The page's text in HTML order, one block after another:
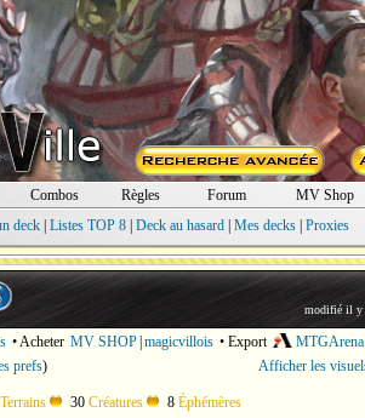
Combos Règles Forum
MV Shop
deck| Listes TOP 8| Deck au hasard| Mes decks| Proxies
modifié il y
• Acheter MV SHOP magicvillois • Export
MTGArena
prefs) Afficher les
Terrains 30 Créatures 8 Éphémères